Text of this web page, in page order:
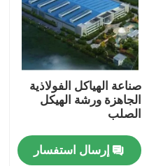
صناعة الهياكل الفولاذية
الجاهزة ورشة الهيكل
الصلب
إرسال استفسار